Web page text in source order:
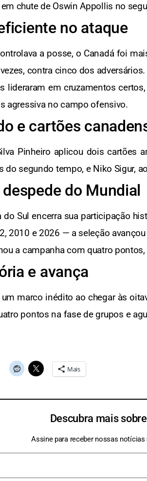
chute de Oswin Appollis no
no ataque
a posse, o Canadá foi
contra cinco dos adversários.
lideraram em cruzamentos
agressiva no campo ofensivo.
e cartões
Pinheiro aplicou dois cartões
do segundo tempo, e Niko Sigur,
do Mundial
Sul encerra sua participação
2010 e 2026 — a seleção
a campanha com quatro
e avança
marco inédito ao chegar às
pontos na fase de grupos e
Mais
Descubra mais
Assine para receber nossas